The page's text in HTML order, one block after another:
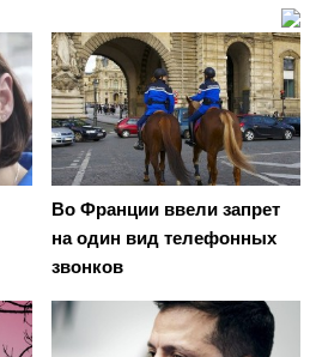
Во Франции ввели запрет
на один вид телефонных
звонков